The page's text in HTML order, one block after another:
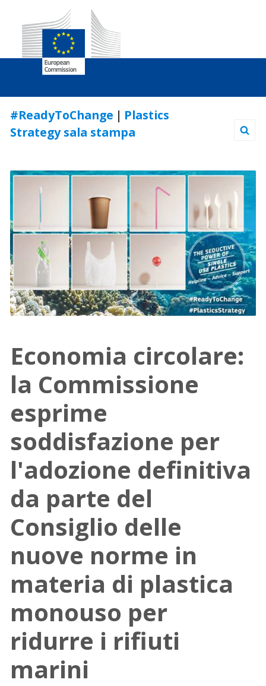
to
Content
#ReadyToChange | Plastics
Strategy sala stampa
Economia circolare:
la Commissione
esprime
soddisfazione per
l'adozione definitiva
da parte del
Consiglio delle
nuove norme in
materia di plastica
monouso per
ridurre i rifiuti
marini